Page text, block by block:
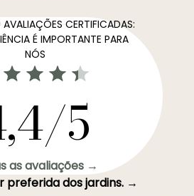
CERTIFICADAS:
É IMPORTANTE PARA
NÓS
5
as avaliações →
preferida dos jardins. →